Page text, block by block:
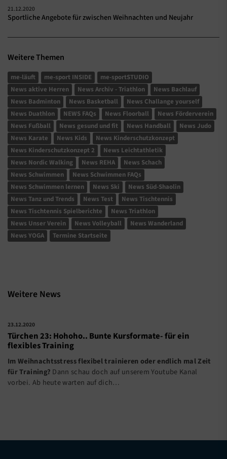
21.12.2020
Sportliche Angebote für zwischen Weihnachten und Neujahr
Weitere Themen
me-läuft me-sport INSIDE
me-sportSTUDIO
News aktive Herren
News Archiv - Triathlon
News Bachlauf
News Badminton
News Basketball
News Challange yourself
News Duathlon
NEWS FAQs News Floorball
News Förderverein
News Fußball
News gesund und fit News Handball
News Judo
News Karate
News Kids
News Kinderschutzkonzept
News Kinderschutzkonzept 2
News Leichtathletik
News Nordic Walking
News REHA
News Schach
News Schwimmen
News Schwimmen FAQs
News Schwimmen lernen
News Ski
News Süd-Shaolin
News Tanz und Trends
News Test
News Tischtennis
News Tischtennis Spielberichte
News Triathlon
News Unser Verein
News Volleyball
News Wanderland
News YOGA
Termine Startseite
Weitere News
23.12.2020
Türchen 23: Hohoho.. Bunte Kursformate- für ein
flexibles Training
Im Weihnachtsstress flexibel trainieren oder endlich mal Zeit
für Training? Dann schau doch auf unserem Youtube Kanal
vorbei. Ab heute warten auf dich…